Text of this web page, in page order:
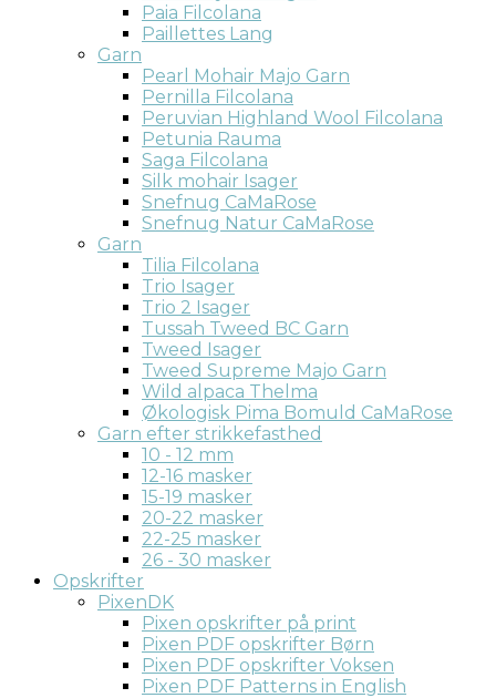
Paia Filcolana
Paillettes Lang
Garn
Pearl Mohair Majo Garn
Pernilla Filcolana
Peruvian Highland Wool Filcolana
Petunia Rauma
Saga Filcolana
Silk mohair Isager
Snefnug CaMaRose
Snefnug Natur CaMaRose
Garn
Tilia Filcolana
Trio Isager
Trio 2 Isager
Tussah Tweed BC Garn
Tweed Isager
Tweed Supreme Majo Garn
Wild alpaca Thelma
Økologisk Pima Bomuld CaMaRose
Garn efter strikkefasthed
10 - 12 mm
12-16 masker
15-19 masker
20-22 masker
22-25 masker
26 - 30 masker
Opskrifter
PixenDK
Pixen opskrifter på print
Pixen PDF opskrifter Børn
Pixen PDF opskrifter Voksen
Pixen PDF Patterns in English